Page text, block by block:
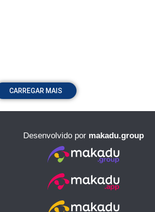
CARREGAR MAIS
Desenvolvido por makadu.group